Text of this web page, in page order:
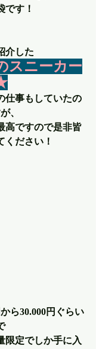
です！
介した
スニーカー
仕事もしていたの
、
高ですので是非皆
ください！
ら30.000円ぐらい
限定でしか手に入